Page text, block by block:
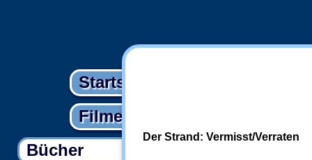
Startseite
Filme
Bücher
Der Strand: Vermisst/Verraten